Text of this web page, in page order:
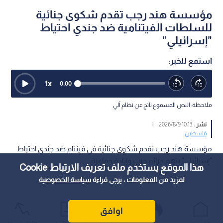
هذا الموقع يستخدم ملف تعريف الارتباط Cookie
لمزيد من المعلومات ، يرجى قراءةسياسة الخصوصية
اوافق
مؤسسة هند رجب تقدم شكوى جنائية
للسلطات الفيتنامية ضد جندي احتياط
"إسرائيلي"
استمع للخبر:
0:00
1x
ملاحظة: النص المسموع ناتج عن نظام آلي
نشر :10:13 2026/8/9
|
فلسطين
مؤسسة هند رجب تقدم شكوى جنائية في فينتام ضد جندي احتياط